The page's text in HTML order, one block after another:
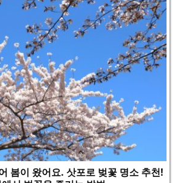
봄이 왔어요. 삿포로 벚꽃 명소 추천!